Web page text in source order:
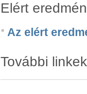
Elért
Az elért
További linkek